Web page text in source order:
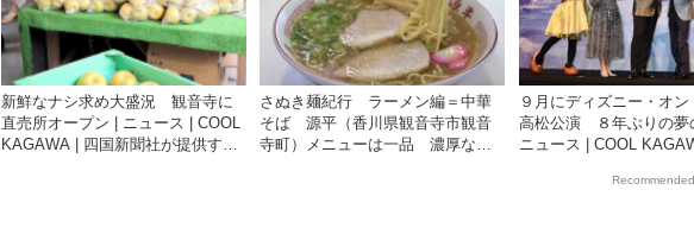
新鮮なナシ求め大盛況 観音寺に
直売所オープン | ニュース | COOL
KAGAWA | 四国新聞社が提供する
さぬき麺紀行 ラーメン編＝中華
そば 源平（香川県観音寺市観音
寺町）メニューは一品 濃厚な豚
９月にディズニー・オン
高松公演 ８年ぶりの夢
ニュース | COOL